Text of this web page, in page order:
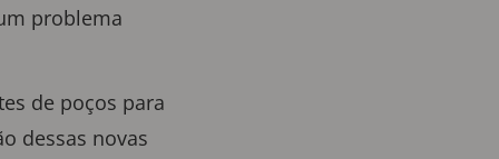
problema
de poços para
dessas novas